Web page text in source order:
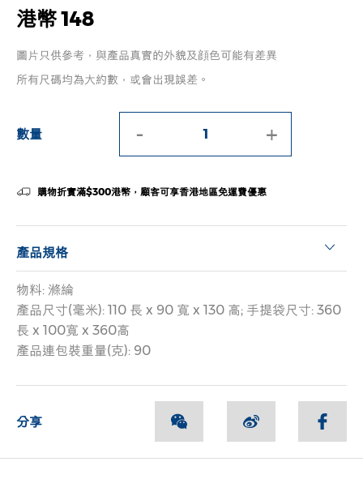
港幣 148
圖片只供參考，與產品真實的外貌及顔色可能有差異
所有尺碼均為大約數，或會出現誤差。
數量 - +
購物折實滿$300港幣，顧客可享香港地區免運費優惠
產品規格
物料: 滌綸
產品尺寸(毫米): 110 長 x 90 寬 x 130 高; 手提袋尺寸: 360
長 x 100寬 x 360高
產品連包裝重量(克): 90
分享